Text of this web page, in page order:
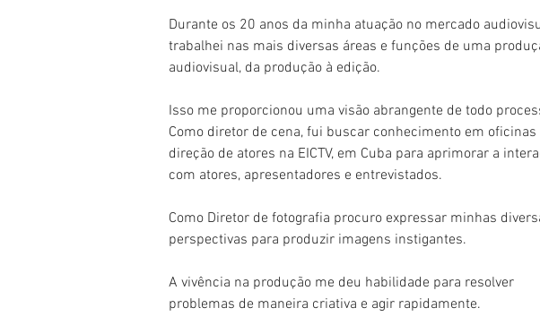
Durante os 20 anos da minha atuação no mercado
trabalhei nas mais diversas áreas e funções de uma
audiovisual, da produção à edição.
Isso me proporcionou uma visão abrangente de todo
Como diretor de cena, fui buscar conhecimento em oficinas
direção de atores na EICTV, em Cuba para aprimorar a
com atores, apresentadores e entrevistados.
Como Diretor de fotografia procuro expressar minhas
perspectivas para produzir imagens instigantes.
A vivência na produção me deu habilidade para resolver
problemas de maneira criativa e agir rapidamente.